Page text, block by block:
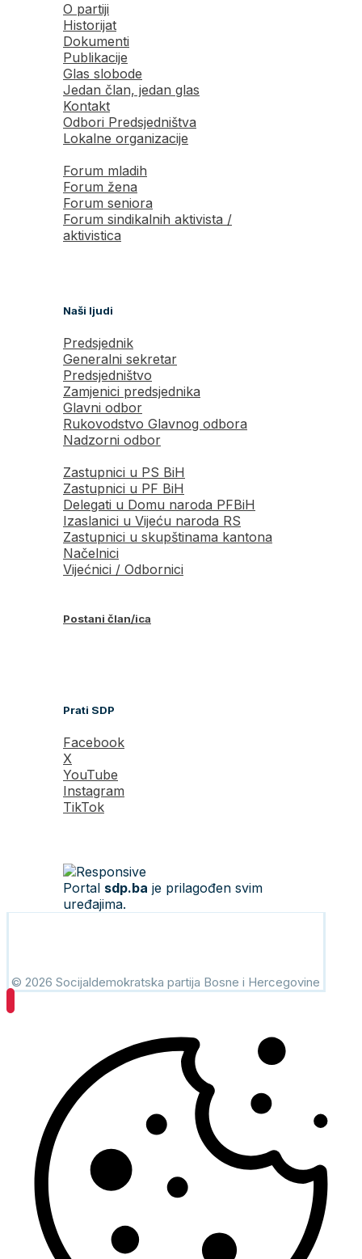
O partiji
Historijat
Dokumenti
Publikacije
Glas slobode
Jedan član, jedan glas
Kontakt
Odbori Predsjedništva
Lokalne organizacije
Forum mladih
Forum žena
Forum seniora
Forum sindikalnih aktivista /
aktivistica
Naši ljudi
Predsjednik
Generalni sekretar
Predsjedništvo
Zamjenici predsjednika
Glavni odbor
Rukovodstvo Glavnog odbora
Nadzorni odbor
Zastupnici u PS BiH
Zastupnici u PF BiH
Delegati u Domu naroda PFBiH
Izaslanici u Vijeću naroda RS
Zastupnici u skupštinama kantona
Načelnici
Vijećnici / Odbornici
Postani član/ica
Prati SDP
Facebook
X
YouTube
Instagram
TikTok
Portal sdp.ba je prilagođen svim
uređajima.
© 2026 Socijaldemokratska partija Bosne i Hercegovine